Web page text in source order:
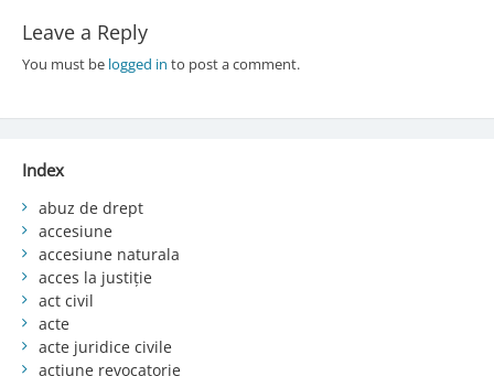
Leave a Reply
You must be logged in to post a comment.
Index
abuz de drept
accesiune
accesiune naturala
acces la justiție
act civil
acte
acte juridice civile
acțiune revocatorie